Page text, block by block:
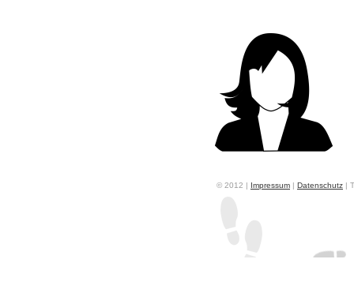
© 2012 | Impressum | Datenschutz |